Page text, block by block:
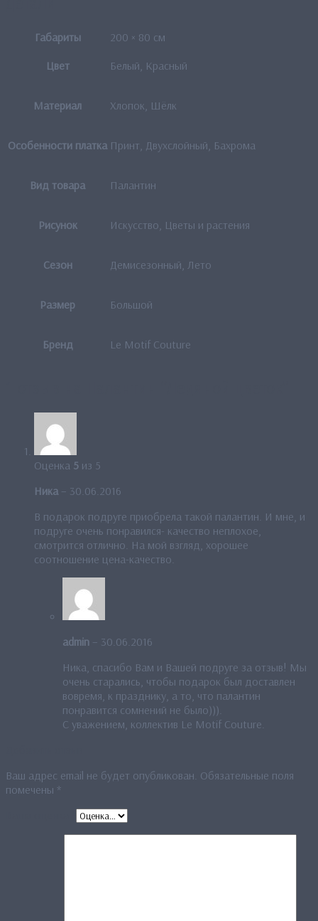
Габариты
200 × 80 см
Цвет
Белый, Красный
Материал Хлопок, Шёлк
Особенности платка Принт, Двухслойный, Бахрома
Вид товара Палантин
Рисунок Искусство, Цветы и растения
Сезон Демисезонный, Лето
Размер Большой
Бренд Le Motif Couture
Оценка 5 из 5
Ника – 30.06.2016
В подарок подруге приобрела такой палантин. И мне, и
подруге очень понравился- качество неплохое,
смотрится отлично. На мой взгляд, хорошее
соотношение цена-качество.
admin – 30.06.2016
Ника, спасибо Вам и Вашей подруге за отзыв! Мы
очень старались, чтобы подарок был доставлен
вовремя, к празднику, а то, что палантин
понравится сомнений не было))).
С уважением, коллектив Le Motif Couture.
Ваш адрес email не будет опубликован. Обязательные поля
помечены *